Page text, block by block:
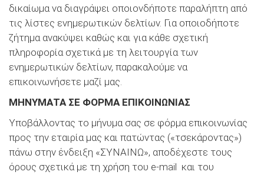
δικαίωμα να διαγράψει οποιονδήποτε παραλήπτη από
τις λίστες ενημερωτικών δελτίων. Για οποιοδήποτε
ζήτημα ανακύψει καθώς και για κάθε σχετική
πληροφορία σχετικά με τη λειτουργία των
ενημερωτικών δελτίων, παρακαλούμε να
επικοινωνήσετε μαζί μας.
ΜΗΝΥΜΑΤΑ ΣΕ ΦΟΡΜΑ ΕΠΙΚΟΙΝΩΝΙΑΣ
Υποβάλλοντας το μήνυμα σας σε φόρμα επικοινωνίας
προς την εταιρία μας και πατώντας («τσεκάροντας»)
πάνω στην ένδειξη «ΣΥΝΑΙΝΩ», αποδέχεστε τους
όρους σχετικά με τη χρήση του e-mail και του